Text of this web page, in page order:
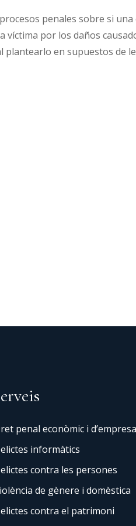
penales sobre si
por los daños
en supuestos de
penal econòmic i d’empresa
informàtics
contra les persones
de gènere i domèstica
contra el patrimoni